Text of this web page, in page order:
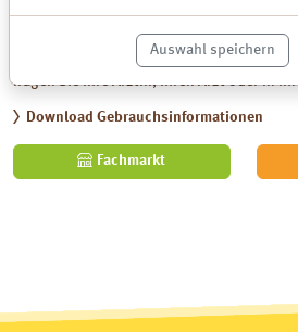
Zu Risiken und Nebenwirkungen lesen
fragen Sie Ihre Ärztin, Ihren Arzt oder in
Download Gebrauchsinformationen
Fachmarkt
Auswahl speichern